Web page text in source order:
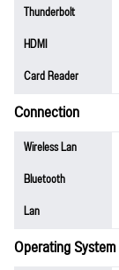
Thunderbolt
HDMI
Card Reader
Connection
Wireless Lan
Bluetooth
Lan
Operating System